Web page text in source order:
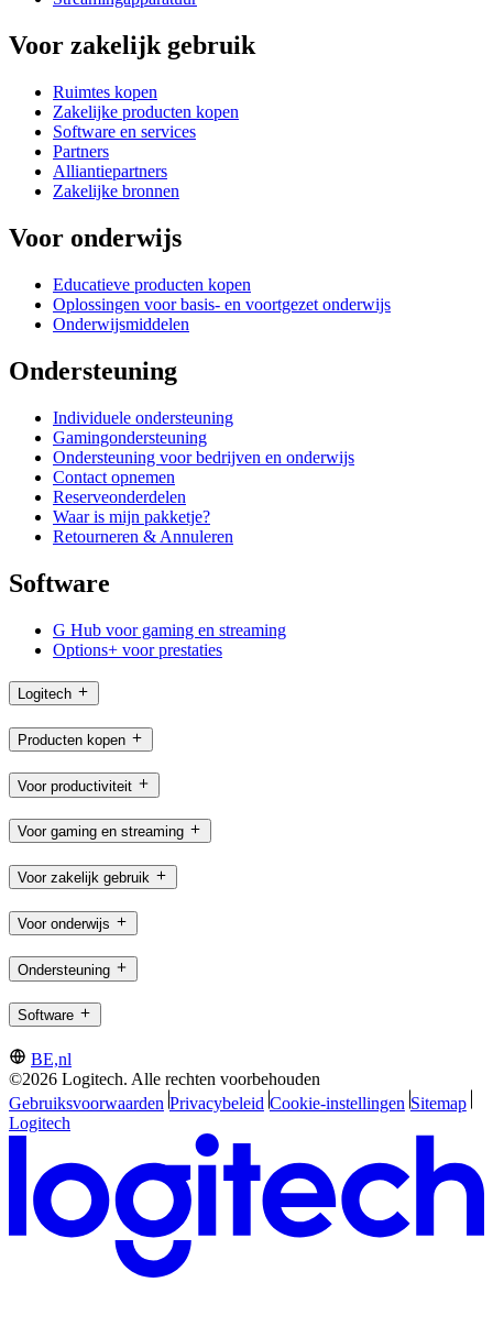
Voor zakelijk gebruik
Ruimtes kopen
Zakelijke producten kopen
Software en services
Partners
Alliantiepartners
Zakelijke bronnen
Voor onderwijs
Educatieve producten kopen
Oplossingen voor basis- en voortgezet onderwijs
Onderwijsmiddelen
Ondersteuning
Individuele ondersteuning
Gamingondersteuning
Ondersteuning voor bedrijven en onderwijs
Contact opnemen
Reserveonderdelen
Waar is mijn pakketje?
Retourneren & Annuleren
Software
G Hub voor gaming en streaming
Options+ voor prestaties
Logitech
Producten kopen
Voor productiviteit
Voor gaming en streaming
Voor zakelijk gebruik
Voor onderwijs
Ondersteuning
Software
BE,nl
©2026 Logitech. Alle rechten voorbehouden
Gebruiksvoorwaarden Privacybeleid Cookie-instellingen Sitemap
Logitech